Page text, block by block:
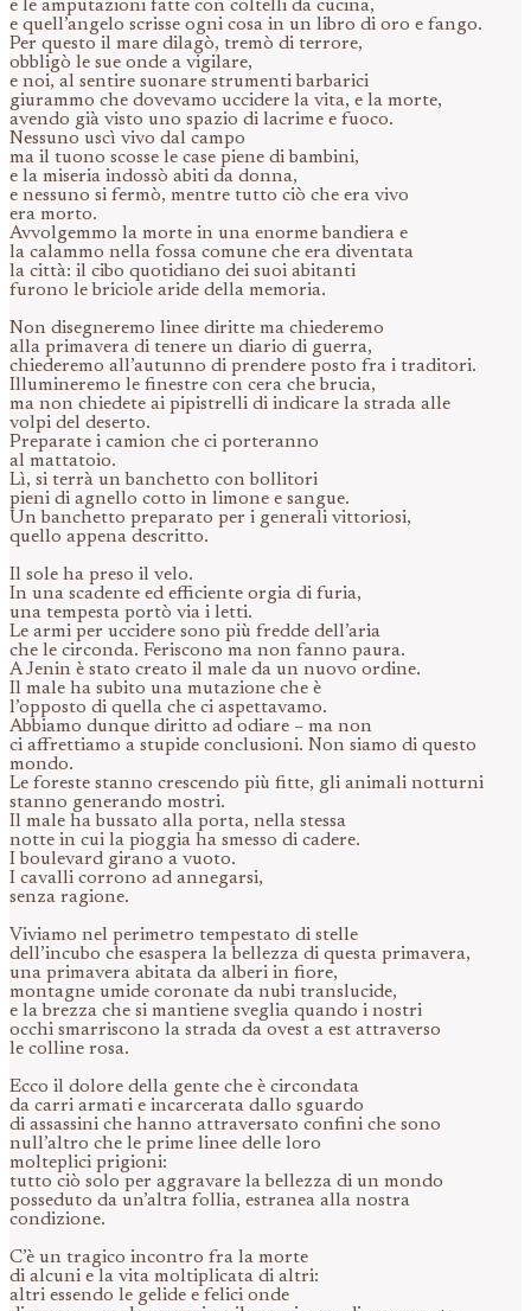
e le amputazioni fatte con coltelli da cucina,
e quell’angelo scrisse ogni cosa in un libro di oro e fango.
Per questo il mare dilagò, tremò di terrore,
obbligò le sue onde a vigilare,
e noi, al sentire suonare strumenti barbarici
giurammo che dovevamo uccidere la vita, e la morte,
avendo già visto uno spazio di lacrime e fuoco.
Nessuno uscì vivo dal campo
ma il tuono scosse le case piene di bambini,
e la miseria indossò abiti da donna,
e nessuno si fermò, mentre tutto ciò che era vivo
era morto.
Avvolgemmo la morte in una enorme bandiera e
la calammo nella fossa comune che era diventata
la città: il cibo quotidiano dei suoi abitanti
furono le briciole aride della memoria.
Non disegneremo linee diritte ma chiederemo
alla primavera di tenere un diario di guerra,
chiederemo all’autunno di prendere posto fra i traditori.
Illumineremo le finestre con cera che brucia,
ma non chiedete ai pipistrelli di indicare la strada alle
volpi del deserto.
Preparate i camion che ci porteranno
al mattatoio.
Lì, si terrà un banchetto con bollitori
pieni di agnello cotto in limone e sangue.
Un banchetto preparato per i generali vittoriosi,
quello appena descritto.
Il sole ha preso il velo.
In una scadente ed efficiente orgia di furia,
una tempesta portò via i letti.
Le armi per uccidere sono più fredde dell’aria
che le circonda. Feriscono ma non fanno paura.
A Jenin è stato creato il male da un nuovo ordine.
Il male ha subito una mutazione che è
l’opposto di quella che ci aspettavamo.
Abbiamo dunque diritto ad odiare – ma non
ci affrettiamo a stupide conclusioni. Non siamo di questo
mondo.
Le foreste stanno crescendo più fitte, gli animali notturni
stanno generando mostri.
Il male ha bussato alla porta, nella stessa
notte in cui la pioggia ha smesso di cadere.
I boulevard girano a vuoto.
I cavalli corrono ad annegarsi,
senza ragione.
Viviamo nel perimetro tempestato di stelle
dell’incubo che esaspera la bellezza di questa primavera,
una primavera abitata da alberi in fiore,
montagne umide coronate da nubi translucide,
e la brezza che si mantiene sveglia quando i nostri
occhi smarriscono la strada da ovest a est attraverso
le colline rosa.
Ecco il dolore della gente che è circondata
da carri armati e incarcerata dallo sguardo
di assassini che hanno attraversato confini che sono
null’altro che le prime linee delle loro
molteplici prigioni:
tutto ciò solo per aggravare la bellezza di un mondo
posseduto da un’altra follia, estranea alla nostra
condizione.
C’è un tragico incontro fra la morte
di alcuni e la vita moltiplicata di altri:
altri essendo le gelide e felici onde